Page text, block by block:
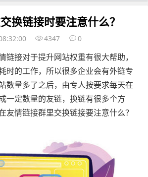
换链接时要注意什么？
4347 0
链接对于提升网站权重有很大帮助，
时的工作，所以很多企业会有外链专
数量多了之后，由专人按要求每天在
一定数量的友链，换链有很多个方
友情链接群里交换链接要注意什么？